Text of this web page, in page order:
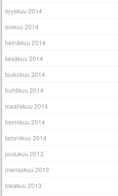
syyskuu 2014
elokuu 2014
heinäkuu 2014
kesäkuu 2014
toukokuu 2014
huhtikuu 2014
maaliskuu 2014
helmikuu 2014
tammikuu 2014
joulukuu 2013
marraskuu 2013
lokakuu 2013